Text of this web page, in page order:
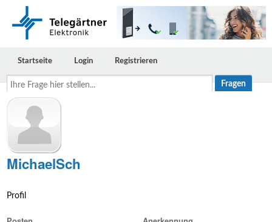
Ihre
Frage
stellen...
Startseite Login Registrieren
MichaelSch
Profil